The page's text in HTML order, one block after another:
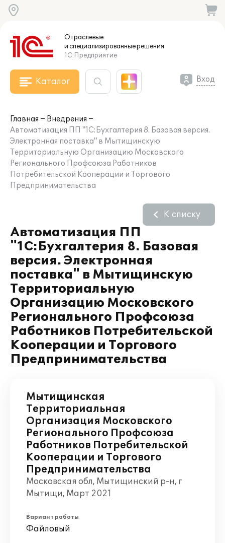
Отраслевые
и специализированныерешения
1С:Предприятие
Каталог Вход
Главная
Внедрения
Автоматизация ПП "1С:Бухгалтерия 8. Базовая версия.
Электронная поставка" в Мытищинскую
Территориальную Организацию Московского
Регионального Профсоюза Работников
Потребительской Кооперации и Торгового
Предпринимательства
Автоматизация ПП
"1С:Бухгалтерия 8. Базовая
версия. Электронная
поставка" в Мытищинскую
Территориальную
Организацию Московского
Регионального Профсоюза
Работников Потребительской
Кооперации и Торгового
Предпринимательства
К списку
Мытищинская
Территориальная
Организация Московского
Регионального Профсоюза
Работников Потребительской
Кооперации и Торгового
Предпринимательства
Московская обл, Мытищинский р-н, г
Мытищи, Март 2021
Вариант работы
Файловый